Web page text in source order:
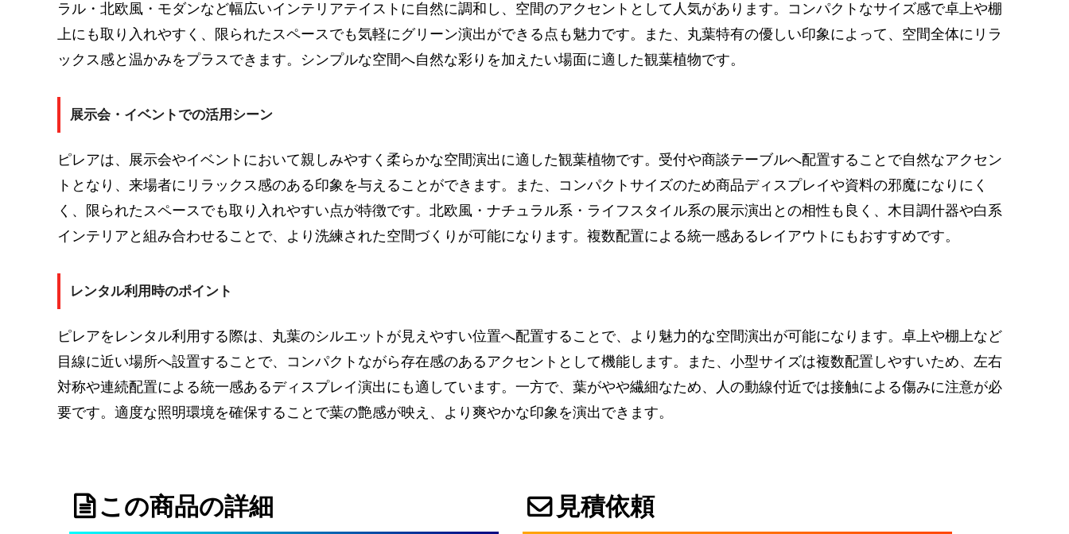
ラル・北欧風・モダンなど幅広いインテリアテイストに自然に調和し、空間のアクセントとして人気があります。コンパクトなサイズ感で卓上や棚
上にも取り入れやすく、限られたスペースでも気軽にグリーン演出ができる点も魅力です。また、丸葉特有の優しい印象によって、空間全体にリラ
ックス感と温かみをプラスできます。シンプルな空間へ自然な彩りを加えたい場面に適した観葉植物です。
展示会・イベントでの活用シーン
ピレアは、展示会やイベントにおいて親しみやすく柔らかな空間演出に適した観葉植物です。受付や商談テーブルへ配置することで自然なアクセン
トとなり、来場者にリラックス感のある印象を与えることができます。また、コンパクトサイズのため商品ディスプレイや資料の邪魔になりにく
く、限られたスペースでも取り入れやすい点が特徴です。北欧風・ナチュラル系・ライフスタイル系の展示演出との相性も良く、木目調什器や白系
インテリアと組み合わせることで、より洗練された空間づくりが可能になります。複数配置による統一感あるレイアウトにもおすすめです。
レンタル利用時のポイント
ピレアをレンタル利用する際は、丸葉のシルエットが見えやすい位置へ配置することで、より魅力的な空間演出が可能になります。卓上や棚上など
目線に近い場所へ設置することで、コンパクトながら存在感のあるアクセントとして機能します。また、小型サイズは複数配置しやすいため、左右
対称や連続配置による統一感あるディスプレイ演出にも適しています。一方で、葉がやや繊細なため、人の動線付近では接触による傷みに注意が必
要です。適度な照明環境を確保することで葉の艶感が映え、より爽やかな印象を演出できます。
この商品の詳細 見積依頼